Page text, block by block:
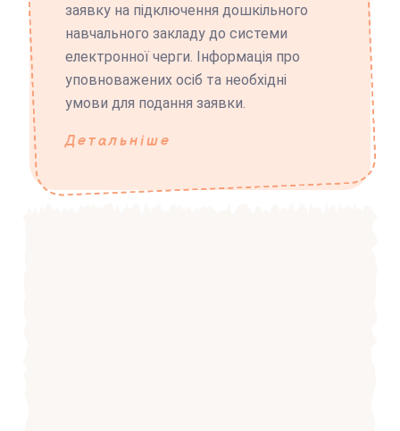
заявку на підключення дошкільного
навчального закладу до системи
електронної черги. Інформація про
уповноважених осіб та необхідні
умови для подання заявки.
Детальніше